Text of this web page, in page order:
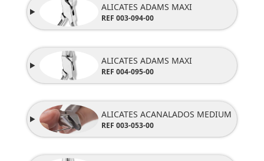
ALICATES ADAMS MAXI
REF 003-094-00
ALICATES ADAMS MAXI
REF 004-095-00
ALICATES ACANALADOS MEDIUM
REF 003-053-00